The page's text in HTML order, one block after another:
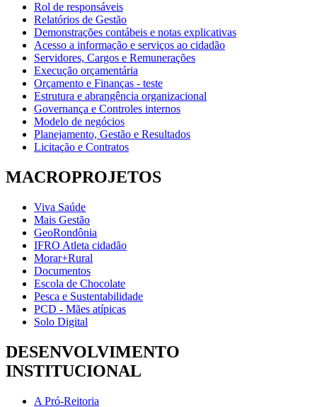
Rol de responsáveis
Relatórios de Gestão
Demonstrações contábeis e notas explicativas
Acesso a informação e serviços ao cidadão
Servidores, Cargos e Remunerações
Execução orçamentária
Orçamento e Finanças - teste
Estrutura e abrangência organizacional
Governança e Controles internos
Modelo de negócios
Planejamento, Gestão e Resultados
Licitação e Contratos
MACROPROJETOS
Viva Saúde
Mais Gestão
GeoRondônia
IFRO Atleta cidadão
Morar+Rural
Documentos
Escola de Chocolate
Pesca e Sustentabilidade
PCD - Mães atípicas
Solo Digital
DESENVOLVIMENTO
INSTITUCIONAL
A Pró-Reitoria